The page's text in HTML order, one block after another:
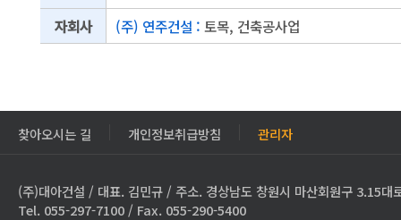
자회사
(주) 연주건설 : 토목, 건축공사업
찾아오시는 길 개인정보취급방침 관리자
(주)대아건설 / 대표. 김민규 / 주소. 경상남도 창원시 마산회원구 3.15대
Tel. 055-297-7100 / Fax. 055-290-5400